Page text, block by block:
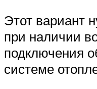
Этот вариант
при наличии
подключения
системе